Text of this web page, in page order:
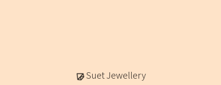
Suet Jewellery